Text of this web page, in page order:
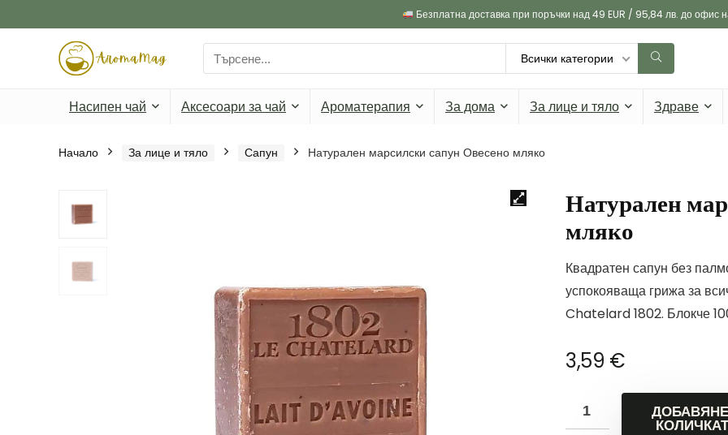
Безплатна доставка при поръчки над 49 EUR / 95,84 лв. до офис
Search
for:
Всички категории
Насипен чай Аксесоари за чай Ароматерапия За дома За лице и тяло Здраве
Начало За лице и тяло Сапун Натурален марсилски сапун Овесено мляко
Натурален
мляко
Квадратен сапун без
успокояваща грижа за
Chatelard 1802. Блокче
3,59 €